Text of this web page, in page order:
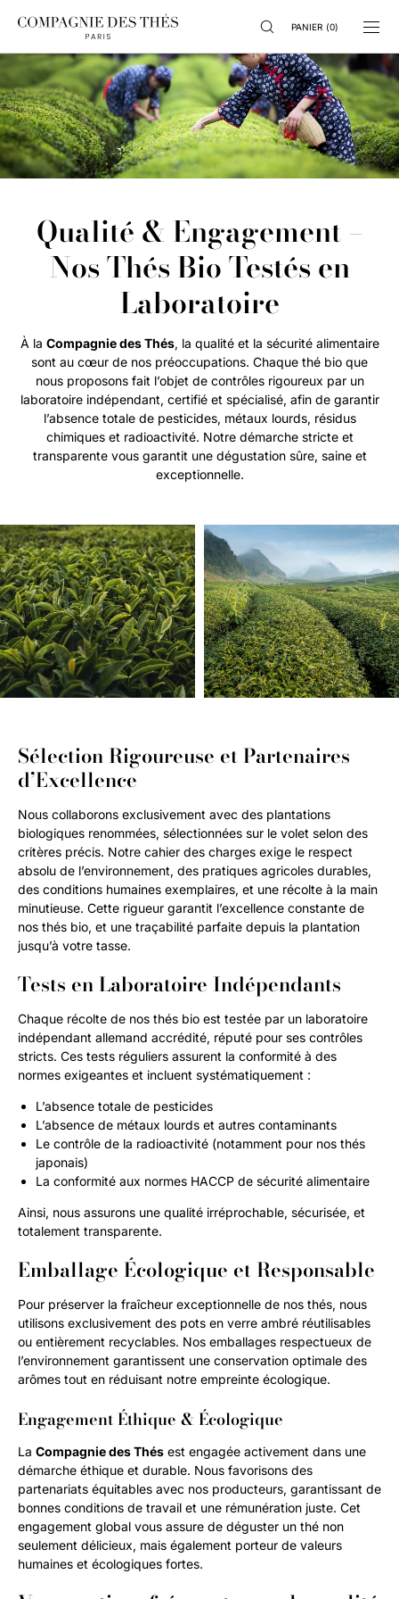
PASSER AU
CONTENU
PANIER (0)
Qualité & Engagement –
Nos Thés Bio Testés en
Laboratoire
À la Compagnie des Thés, la qualité et la sécurité alimentaire
sont au cœur de nos préoccupations. Chaque thé bio que
nous proposons fait l’objet de contrôles rigoureux par un
laboratoire indépendant, certifié et spécialisé, afin de garantir
l’absence totale de pesticides, métaux lourds, résidus
chimiques et radioactivité. Notre démarche stricte et
transparente vous garantit une dégustation sûre, saine et
exceptionnelle.
Sélection Rigoureuse et Partenaires
d’Excellence
Nous collaborons exclusivement avec des plantations
biologiques renommées, sélectionnées sur le volet selon des
critères précis. Notre cahier des charges exige le respect
absolu de l’environnement, des pratiques agricoles durables,
des conditions humaines exemplaires, et une récolte à la main
minutieuse. Cette rigueur garantit l’excellence constante de
nos thés bio, et une traçabilité parfaite depuis la plantation
jusqu’à votre tasse.
Tests en Laboratoire Indépendants
Chaque récolte de nos thés bio est testée par un laboratoire
indépendant allemand accrédité, réputé pour ses contrôles
stricts. Ces tests réguliers assurent la conformité à des
normes exigeantes et incluent systématiquement :
L’absence totale de pesticides
L’absence de métaux lourds et autres contaminants
Le contrôle de la radioactivité (notamment pour nos thés
japonais)
La conformité aux normes HACCP de sécurité alimentaire
Ainsi, nous assurons une qualité irréprochable, sécurisée, et
totalement transparente.
Emballage Écologique et Responsable
Pour préserver la fraîcheur exceptionnelle de nos thés, nous
utilisons exclusivement des pots en verre ambré réutilisables
ou entièrement recyclables. Nos emballages respectueux de
l’environnement garantissent une conservation optimale des
arômes tout en réduisant notre empreinte écologique.
Engagement Éthique & Écologique
La Compagnie des Thés est engagée activement dans une
démarche éthique et durable. Nous favorisons des
partenariats équitables avec nos producteurs, garantissant de
bonnes conditions de travail et une rémunération juste. Cet
engagement global vous assure de déguster un thé non
seulement délicieux, mais également porteur de valeurs
humaines et écologiques fortes.